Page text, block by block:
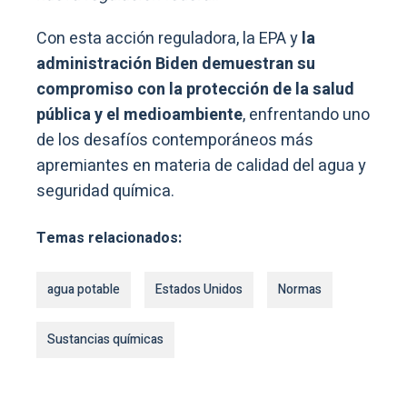
Con esta acción reguladora, la EPA yla
administración Biden demuestran su
compromiso con la protección de la salud
pública y el medioambiente, enfrentando uno
de los desafíos contemporáneos más
apremiantes en materia de calidad del agua y
seguridad química.
Temas relacionados:
agua potable Estados Unidos Normas
Sustancias químicas